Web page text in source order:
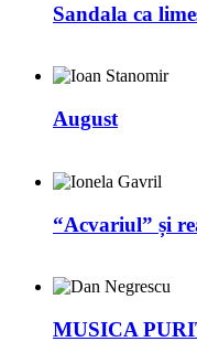
Sandala ca
August
“Acvariul” și
MUSICA